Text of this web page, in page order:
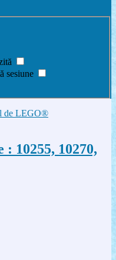
sesiune
de LEGO®
10255, 10270,